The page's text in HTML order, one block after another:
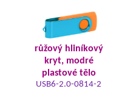
růžový hliníkový
kryt, modré
plastové tělo
USB6-2.0-0814-2